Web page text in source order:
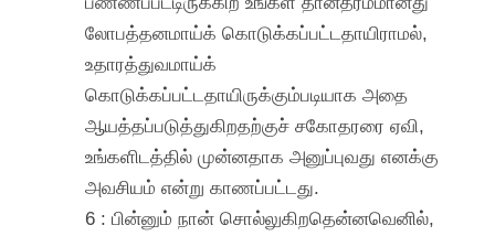
லோபத்தனமாய்க் கொடுக்கப்பட்டதாயிராமல்,
உதாரத்துவமாய்க்
கொடுக்கப்பட்டதாயிருக்கும்படியாக அதை
ஆயத்தப்படுத்துகிறதற்குச் சகோதரரை ஏவி,
உங்களிடத்தில் முன்னதாக அனுப்புவது எனக்கு
அவசியம் என்று காணப்பட்டது.
6 : பின்னும் நான் சொல்லுகிறதென்னவெனில்,